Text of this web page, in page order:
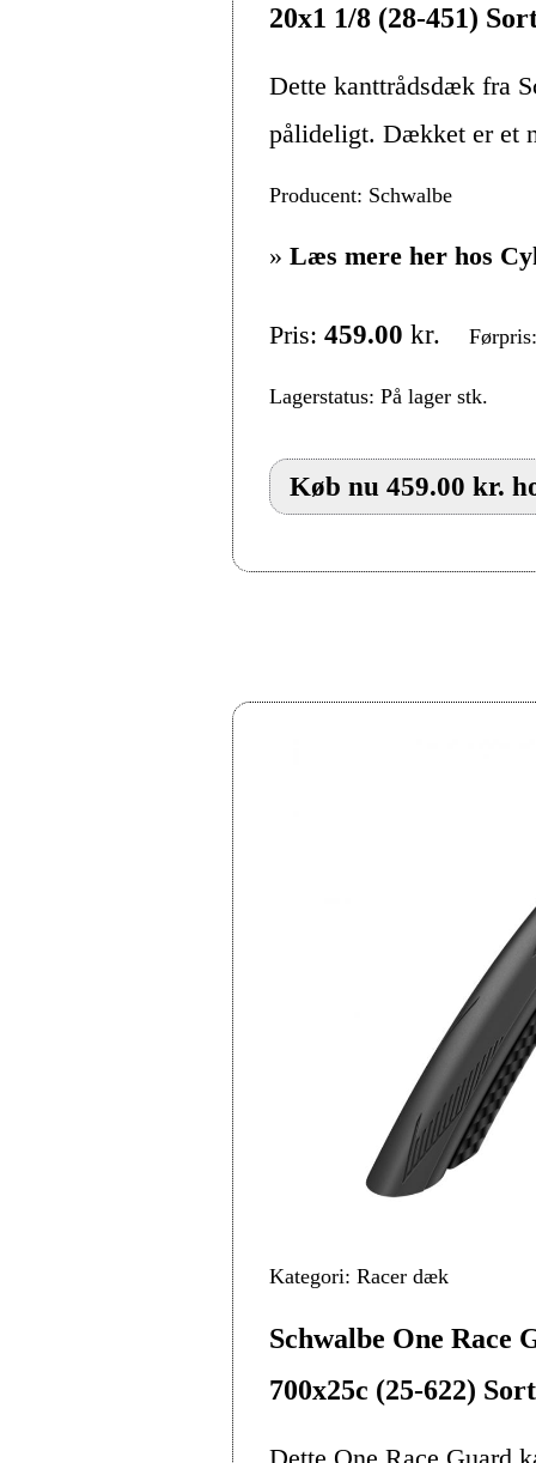
20x1 1/8 (28-451)
Dette kanttrådsdæk fra
pålideligt. Dækket er et
Producent: Schwalbe
» Læs mere her hos
Pris: 459.00 kr.
Lagerstatus: På lager stk.
Køb nu 459.00 kr.
Kategori: Racer dæk
Schwalbe One
700x25c (25-622) Sort